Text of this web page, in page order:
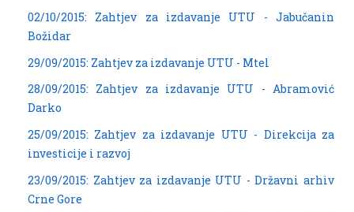
02/10/2015: Zahtjev za izdavanje UTU - Jabučanin
Božidar
29/09/2015: Zahtjev za izdavanje UTU - Mtel
28/09/2015: Zahtjev za izdavanje UTU - Abramović
Darko
25/09/2015: Zahtjev za izdavanje UTU - Direkcija za
investicije i razvoj
23/09/2015: Zahtjev za izdavanje UTU - Državni arhiv
Crne Gore